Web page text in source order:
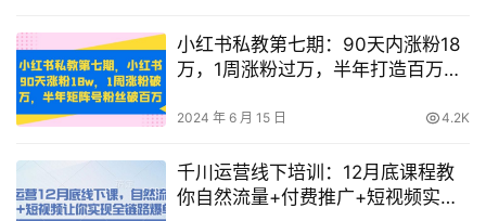
小红书私教第七期：90天内涨粉18
万，1周涨粉过万，半年打造百万粉
2024 年 6 月 15 日 4.2K
千川运营线下培训：12月底课程教
你自然流量+付费推广+短视频实现